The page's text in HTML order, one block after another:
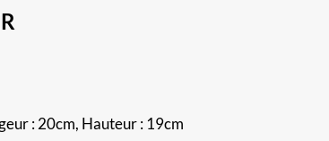
: 20cm, Hauteur : 19cm